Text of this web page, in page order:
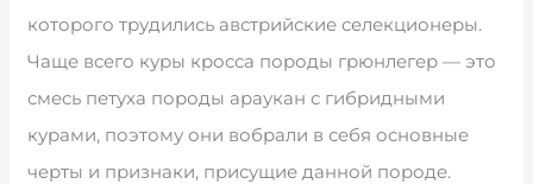
которого трудились австрийские селекционеры.
Чаще всего куры кросса породы грюнлегер — это
смесь петуха породы араукан с гибридными
курами, поэтому они вобрали в себя основные
черты и признаки, присущие данной породе.